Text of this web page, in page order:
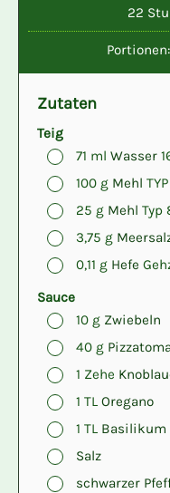
22
Portionen:
Zutaten
Teig
▢
71 ml Wasser
▢
100 g Mehl
▢
25 g Mehl Typ
▢
3,75 g
▢
0,11 g Hefe
Sauce
▢
10 g Zwiebeln
▢
40 g
▢1 Zehe
▢1 TL Oregano
▢1 TL Basilikum
▢
Salz
▢
schwarzer